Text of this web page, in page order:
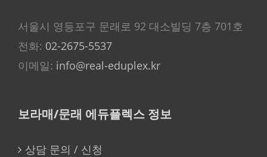
서울시 영등포구 문래로 92 대소빌딩 7층 701호
전화: 02-2675-5537
이메일: info@real-eduplex.kr
보라매/문래 에듀플렉스 정보
상담 문의 / 신청